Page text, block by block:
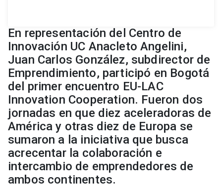
En representación del Centro de
Innovación UC Anacleto Angelini,
Juan Carlos González, subdirector de
Emprendimiento, participó en Bogotá
del primer encuentro EU-LAC
Innovation Cooperation. Fueron dos
jornadas en que diez aceleradoras de
América y otras diez de Europa se
sumaron a la iniciativa que busca
acrecentar la colaboración e
intercambio de emprendedores de
ambos continentes.